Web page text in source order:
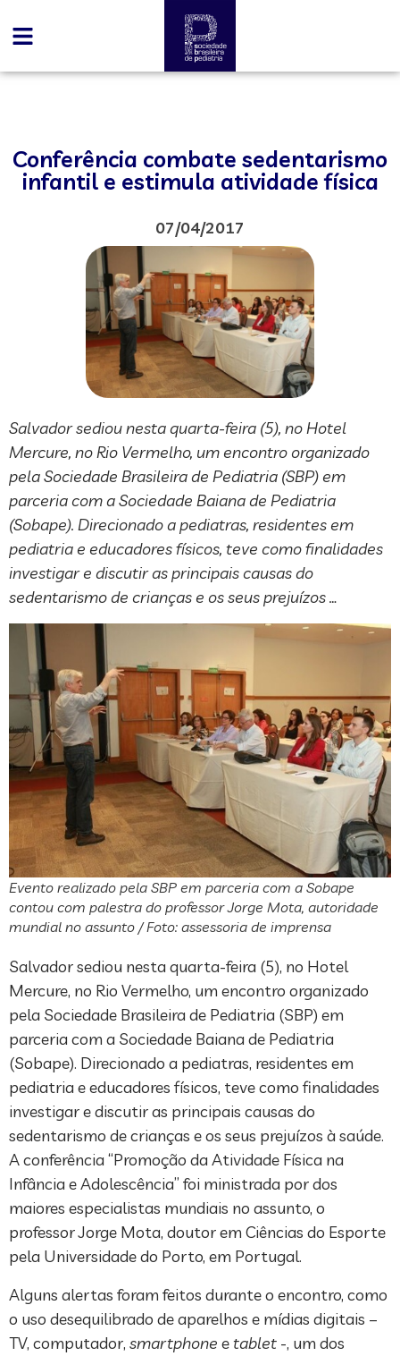
Conferência combate sedentarismo
infantil e estimula atividade física
07/04/2017
Salvador sediou nesta quarta-feira (5), no Hotel
Mercure, no Rio Vermelho, um encontro organizado
pela Sociedade Brasileira de Pediatria (SBP) em
parceria com a Sociedade Baiana de Pediatria
(Sobape). Direcionado a pediatras, residentes em
pediatria e educadores físicos, teve como finalidades
investigar e discutir as principais causas do
sedentarismo de crianças e os seus prejuízos …
Evento realizado pela SBP em parceria com a Sobape
contou com palestra do professor Jorge Mota, autoridade
mundial no assunto / Foto: assessoria de imprensa
Salvador sediou nesta quarta-feira (5), no Hotel
Mercure, no Rio Vermelho, um encontro organizado
pela Sociedade Brasileira de Pediatria (SBP) em
parceria com a Sociedade Baiana de Pediatria
(Sobape). Direcionado a pediatras, residentes em
pediatria e educadores físicos, teve como finalidades
investigar e discutir as principais causas do
sedentarismo de crianças e os seus prejuízos à saúde.
A conferência “Promoção da Atividade Física na
Infância e Adolescência” foi ministrada por dos
maiores especialistas mundiais no assunto, o
professor Jorge Mota, doutor em Ciências do Esporte
pela Universidade do Porto, em Portugal.
Alguns alertas foram feitos durante o encontro, como
o uso desequilibrado de aparelhos e mídias digitais –
TV, computador, smartphone etablet -, um dos